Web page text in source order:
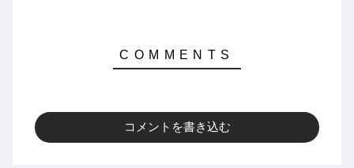
コメントを書き込む